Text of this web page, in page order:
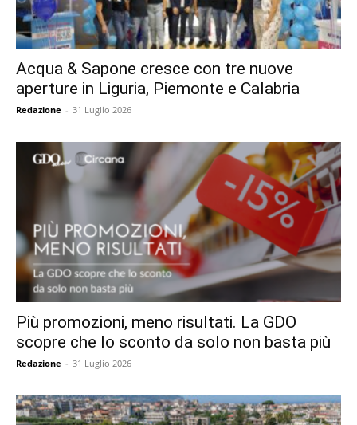
Acqua & Sapone cresce con tre nuove
aperture in Liguria, Piemonte e Calabria
Redazione - 31 Luglio 2026
Più promozioni, meno risultati. La GDO
scopre che lo sconto da solo non basta più
Redazione - 31 Luglio 2026